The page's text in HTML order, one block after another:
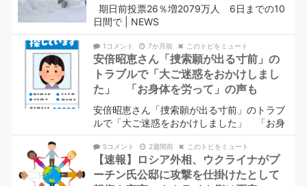
期日前投票26％増2079万人 6日までの10
日間で | NEWS
1コメント 7か月前 このトピをミュート
安倍昭恵さん「捜索願が出る寸前」の
トラブルで「大ご迷惑をおかけしまし
た」 「お身体を労って」の声も
安倍昭恵さん「捜索願が出る寸前」のトラブ
ルで「大ご迷惑をおかけしました」 「お身
5コメント 2週間前 このトピをミュート
【速報】ロシア外相、ウクライナがプ
ーチン氏公邸に攻撃を仕掛けたとして